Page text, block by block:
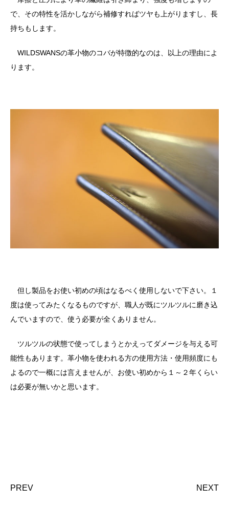
で、その特性を活かしながら補修すればツヤも上がりますし、長
持ちもします。
WILDSWANSの革小物のコバが特徴的なのは、以上の理由によ
ります。
但し製品をお使い初めの頃はなるべく使用しないで下さい。１
度は使ってみたくなるものですが、職人が既にツルツルに磨き込
んでいますので、使う必要が全くありません。
ツルツルの状態で使ってしまうとかえってダメージを与える可
能性もあります。革小物を使われる方の使用方法・使用頻度にも
よるので一概には言えませんが、お使い初めから１～２年くらい
は必要が無いかと思います。
PREV NEXT